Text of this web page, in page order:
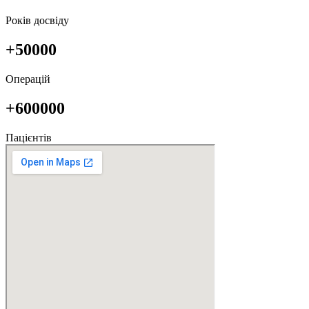
Років досвіду
+50000
Операцій
+600000
Пацієнтів